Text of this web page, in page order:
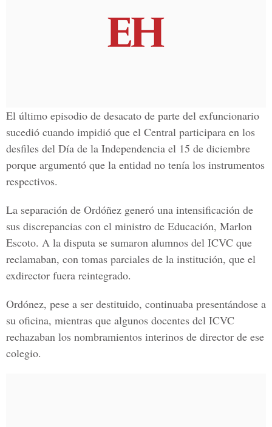
El último episodio de desacato de parte del exfuncionario
sucedió cuando impidió que el Central participara en los
desfiles del Día de la Independencia el 15 de diciembre
porque argumentó que la entidad no tenía los instrumentos
respectivos.
La separación de Ordóñez generó una intensificación de
sus discrepancias con el ministro de Educación, Marlon
Escoto. A la disputa se sumaron alumnos del ICVC que
reclamaban, con tomas parciales de la institución, que el
exdirector fuera reintegrado.
Ordónez, pese a ser destituido, continuaba presentándose a
su oficina, mientras que algunos docentes del ICVC
rechazaban los nombramientos interinos de director de ese
colegio.